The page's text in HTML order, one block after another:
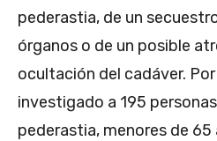
pederastia, de un
órganos o de un posible
ocultación del cadáver. Por
investigado a 195
pederastia, menores de